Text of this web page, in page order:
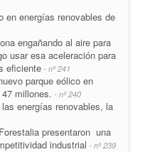
en energías renovables de
engañando al aire para
usar esa aceleración para
eficiente - nº 241
parque eólico en
millones. - nº 240
energías renovables, la
presentaron una
industrial - nº 239